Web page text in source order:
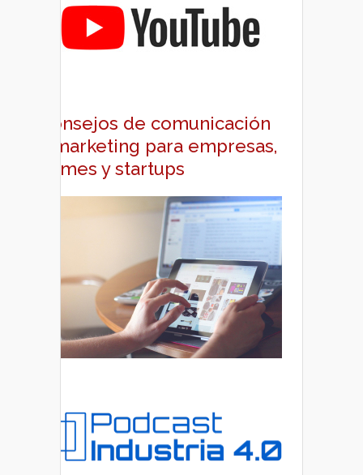
Consejos de comunicación
y marketing para empresas,
pymes y startups